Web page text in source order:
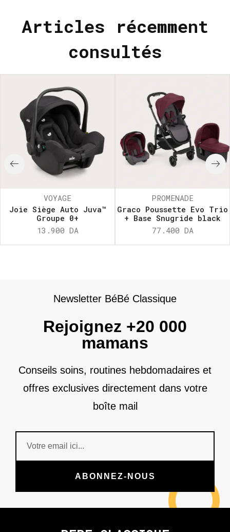
Articles récemment
consultés
VOYAGE
Joie Siège Auto Juva™
Groupe 0+
13.900 DA
PROMENADE
Graco Poussette Evo Trio
+ Base Snugride black
77.400 DA
Newsletter BéBé Classique
Rejoignez +20 000
mamans
Conseils soins, routines hebdomadaires et
offres exclusives directement dans votre
boîte mail
ABONNEZ-NOUS